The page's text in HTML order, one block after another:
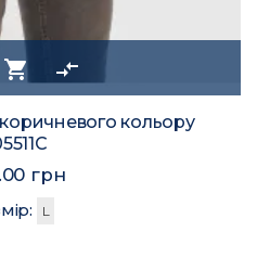
shopping_cart compare_arrows
кольору
грн
L